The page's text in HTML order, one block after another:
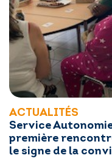
ACTUALITÉS
Service
première
le signe de la